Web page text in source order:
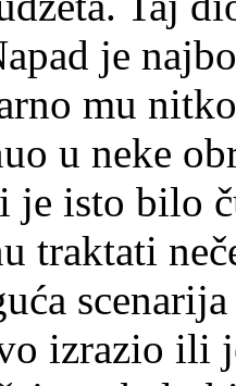
je
mu
u neke
je isto bilo
traktati
izrazio ili